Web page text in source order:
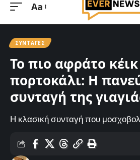
Μεγέθυνση
Aa
ΣΥΝΤΑΓΈΣ
Το πιο αφράτο κέικ
πορτοκάλι: Η
συνταγή της
Η κλασική συνταγή που